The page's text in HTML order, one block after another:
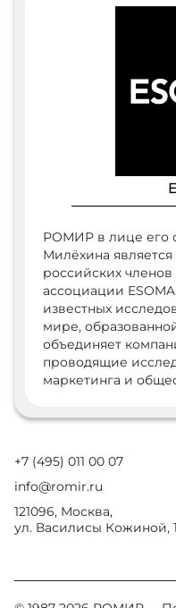
РОМИР в лице его
Милёхина
российских
ассоциации
известных
мире,
объединяет
проводящие
маркетинга и
+7 (495) 011 00 07
info@romir.ru
121096, Москва,
ул. Василисы Кожиной, 1